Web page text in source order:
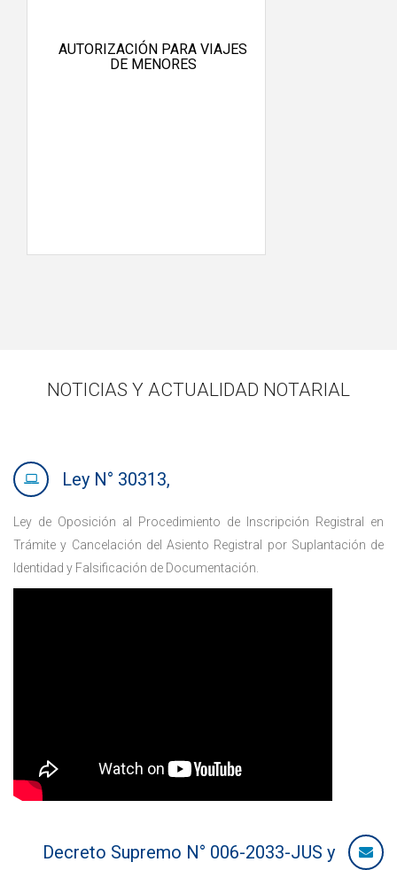
AUTORIZACIÓN PARA VIAJES
DE MENORES
NOTICIAS Y ACTUALIDAD NOTARIAL
Ley N° 30313,
Ley de Oposición al Procedimiento de Inscripción Registral en
Trámite y Cancelación del Asiento Registral por Suplantación de
Identidad y Falsificación de Documentación.
Decreto Supremo N° 006-2033-JUS y